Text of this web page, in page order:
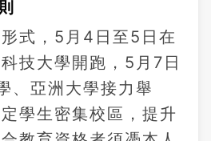
式，5月4日至5日在
技大學開跑，5月7日
、亞洲大學接力舉
學生密集校區，提升